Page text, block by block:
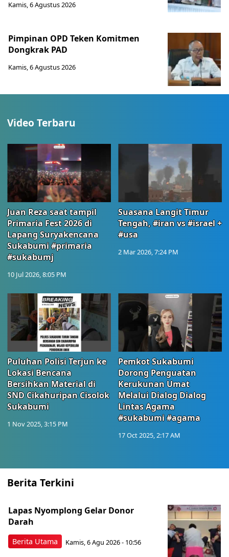
Kamis, 6 Agustus 2026
Pimpinan OPD Teken Komitmen
Dongkrak PAD
Kamis, 6 Agustus 2026
Video Terbaru
Juan Reza saat tampil
Primaria Fest 2026 di
Lapang Suryakencana
Sukabumi #primaria
#sukabumj
10 Jul 2026, 8:05 PM
Suasana Langit Timur
Tengah, #iran vs #israel +
#usa
2 Mar 2026, 7:24 PM
Puluhan Polisi Terjun ke
Lokasi Bencana
Bersihkan Material di
SND Cikahuripan Cisolok
Sukabumi
1 Nov 2025, 3:15 PM
Pemkot Sukabumi
Dorong Penguatan
Kerukunan Umat
Melalui Dialog Dialog
Lintas Agama
#sukabumi #agama
17 Oct 2025, 2:17 AM
Berita Terkini
Berita Utama
Lapas Nyomplong Gelar Donor
Darah
Kamis, 6 Agu 2026 - 10:56